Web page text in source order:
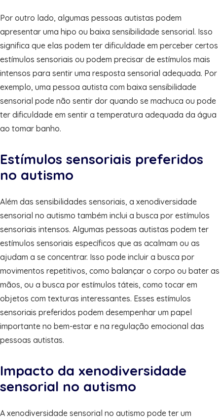
Por outro lado, algumas pessoas autistas podem
apresentar uma hipo ou baixa sensibilidade sensorial. Isso
significa que elas podem ter dificuldade em perceber certos
estímulos sensoriais ou podem precisar de estímulos mais
intensos para sentir uma resposta sensorial adequada. Por
exemplo, uma pessoa autista com baixa sensibilidade
sensorial pode não sentir dor quando se machuca ou pode
ter dificuldade em sentir a temperatura adequada da água
ao tomar banho.
Estímulos sensoriais preferidos
no autismo
Além das sensibilidades sensoriais, a xenodiversidade
sensorial no autismo também inclui a busca por estímulos
sensoriais intensos. Algumas pessoas autistas podem ter
estímulos sensoriais específicos que as acalmam ou as
ajudam a se concentrar. Isso pode incluir a busca por
movimentos repetitivos, como balançar o corpo ou bater as
mãos, ou a busca por estímulos táteis, como tocar em
objetos com texturas interessantes. Esses estímulos
sensoriais preferidos podem desempenhar um papel
importante no bem-estar e na regulação emocional das
pessoas autistas.
Impacto da xenodiversidade
sensorial no autismo
A xenodiversidade sensorial no autismo pode ter um